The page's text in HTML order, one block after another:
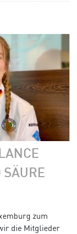
P
zum
die Mitglieder